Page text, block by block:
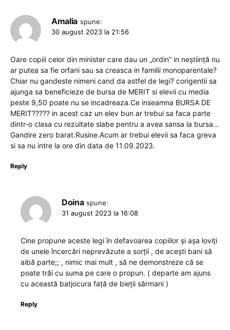
Amalia spune:
30 august 2023 la 21:56
Oare copiii celor din minister care dau un „ordin” in neștiință nu
ar putea sa fie orfani sau sa creasca in familii monoparentale?
Chiar nu gandeste nimeni cand da astfel de legi? corigentii sa
ajunga sa beneficieze de bursa de MERIT si elevii cu media
peste 9,50 poate nu se incadreaza.Ce inseamna BURSA DE
MERIT????? in acest caz un elev bun ar trebui sa faca parte
dintr-o clasa cu rezultate slabe pentru a avea sansa la bursa…
Gandire zero barat.Rusine.Acum ar trebui elevii sa faca greva
si sa nu intre la ore din data de 11.09.2023.
Reply
Doina spune:
31 august 2023 la 16:08
Cine propune aceste legi în defavoarea copiilor și așa loviți
de unele încercări neprevăzute a sorții , de acești bani să
aibă parte;; , nimic mai mult , să ne demonstreze că se
poate trăi cu suma pe care o propun. ( departe am ajuns
cu această batjocura față de bieții sărmani )
Reply